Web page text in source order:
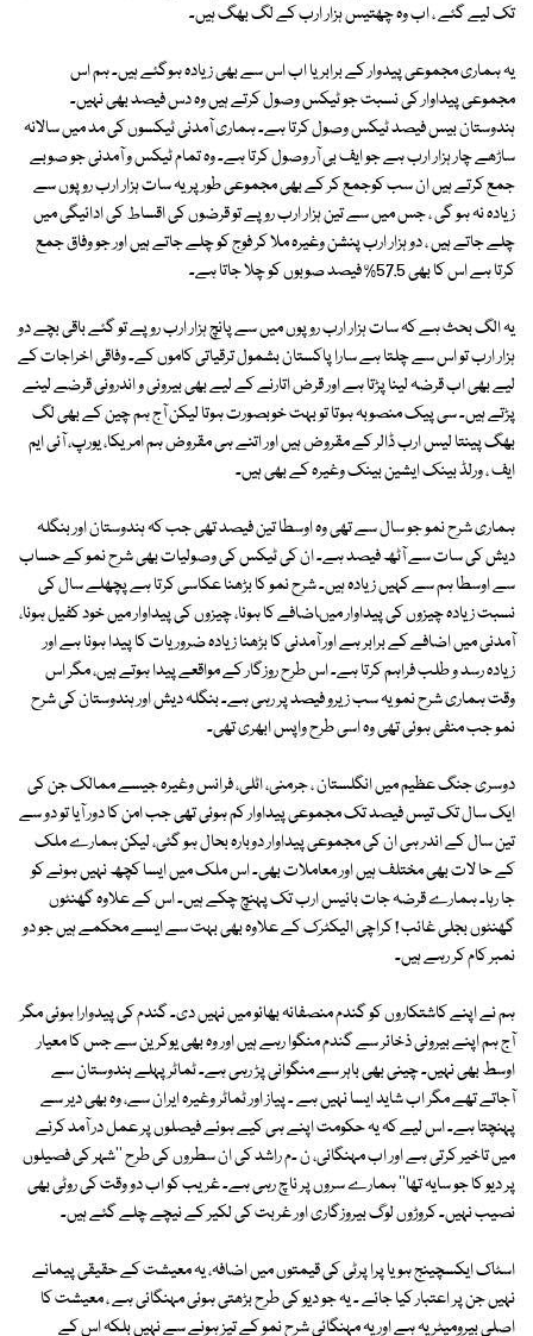
تک لیے گئے ، اب وہ چھتیس ہزار ارب کے لگ بھگ ہیں۔
یہ ہماری مجموعی پیدوار کے برابر یا اب اس سے بھی زیادہ ہوگئے ہیں۔ ہم اس
مجموعی پیداوار کی نسبت جو ٹیکس وصول کرتے ہیں وہ دس فیصد بھی نہیں۔
ہندوستان بیس فیصد ٹیکس وصول کرتا ہے۔ ہماری آمدنی ٹیکسوں کی مد میں سالانہ
ساڑھے چار ہزار ارب ہے جو ایف بی آر وصول کرتا ہے۔ وہ تمام ٹیکس و آمدنی جو صوبے
جمع کرتے ہیں ان سب کوجمع کر کے بھی مجموعی طور پر یہ سات ہزار ارب روپوں سے
زیادہ نہ ہو گی ، جس میں سے تین ہزار ارب روپے تو قرضوں کی اقساط کی ادائیگی میں
چلے جاتے ہیں ، دو ہزار ارب پنشن وغیرہ ملا کر فوج کو چلے جاتے ہیں اور جو وفاق جمع
کرتا ہے اس کا بھی 57.5% فیصد صوبوں کو چلا جاتا ہے۔
یہ الگ بحث ہے کہ سات ہزار ارب روپوں میں سے پانچ ہزار ارب روپے تو گئے باقی بچے دو
ہزار ارب تو اس سے چلتا ہے سارا پاکستان بشمول ترقیاتی کاموں کے۔ وفاقی اخراجات کے
لیے بھی اب قرضہ لینا پڑتا ہے اور قرض اتارنے کے لیے بھی بیرونی و اندرونی قرضے لینے
پڑتے ہیں۔ سی پیک منصوبہ ہوتا تو بہت خوبصورت ہوتا لیکن آج ہم چین کے بھی لگ
بھگ پینتا لیس ارب ڈالر کے مقروض ہیں اور اتنے ہی مقروض ہم امریکا، یورپ، آئی ایم
ایف ، ورلڈ بینک ایشین بینک وغیرہ کے بھی ہیں۔
ہماری شرح نمو جو سال سے تھی وہ اوسطا تین فیصد تھی جب کہ ہندوستان اور بنگلہ
دیش کی سات سے آٹھ فیصد ہے۔ ان کی ٹیکس کی وصولیات بھی شرح نمو کے حساب
سے اوسطا ہم سے کہیں زیادہ ہیں۔ شرح نمو کا بڑھنا عکاسی کرتا ہے پچھلے سال کی
نسبت زیادہ چیزوں کی پیداوار میںاضافے کا ہونا، چیزوں کی پیداوار میں خود کفیل ہونا،
آمدنی میں اضافے کے برابر ہے اور آمدنی کا بڑھنا زیادہ ضروریات کا پیدا ہونا ہے اور
زیادہ رسد و طلب فراہم کرتا ہے۔ اس طرح روزگار کے مواقعے پیدا ہوتے ہیں، مگر اس
وقت ہماری شرح نمو یہ سب زیرو فیصد پر رہی ہے۔ بنگلہ دیش اور ہندوستان کی شرح
نمو جب منفی ہوئی تھی وہ اسی طرح واپس ابھری تھی۔
دوسری جنگ عظیم میں انگلستان ، جرمنی، اٹلی، فرانس وغیرہ جیسے ممالک جن کی
ایک سال تک تیس فیصد تک مجموعی پیداوار کم ہوئی تھی جب امن کا دور آیا تو دو سے
تین سال کے اندر ہی ان کی مجموعی پیداوار دوبارہ بحال ہو گئی، لیکن ہمارے ملک
کے حا لات بھی مختلف ہیں اور معاملات بھی۔ اس ملک میں ایسا کچھ نہیں ہونے کو
جا رہا۔ ہمارے قرضہ جات بائیس ارب تک پہنچ چکے ہیں۔ اس کے علاوہ گھنٹوں
گھنٹوں بجلی غائب ! کراچی الیکٹرک کے علاوہ بھی بہت سے ایسے محکمے ہیں جو دو
نمبر کام کر رہے ہیں۔
ہم نے اپنے کاشتکاروں کو گندم منصفانہ بھائو میں نہیں دی۔ گندم کی پیدوارا ہوئی مگر
آج ہم اپنے بیرونی ذخائر سے گندم منگوا رہے ہیں اور وہ بھی یوکرین سے جس کا معیار
اوسط بھی نہیں۔ چینی بھی باہر سے منگوانی پڑ رہی ہے۔ ٹماٹر پہلے ہندوستان سے
آجاتے تھے مگر اب شاید ایسا نہیں ہے ۔ پیاز اور ٹماٹر وغیرہ ایران سے، وہ بھی دیر سے
پہنچتا ہے۔ اس لیے کہ یہ حکومت اپنے ہی کیے ہوئے فیصلوں پر عمل در آمد کرنے
میں تاخیر کرتی ہے اور اب مہنگائی، ن ۔م راشد کی ان سطروں کی طرح ''شہر کی فصیلوں
پر دیو کا جو سایہ تھا'' ہمارے سروں پر ناچ رہی ہے۔ غریب کو اب دو وقت کی روٹی بھی
نصیب نہیں۔ کروڑوں لوگ بیروزگاری اور غربت کی لکیر کے نیچے چلے گئے ہیں۔
اسٹاک ایکسچینج ہو یا پرا پرٹی کی قیمتوں میں اضافہ، یہ معیشت کے حقیقی پیمانے
نہیں جن پر اعتبار کیا جائے ۔ یہ جو دیو کی طرح بڑھتی ہوئی مہنگائی ہے ، معیشت کا
اصلی بیرومیٹریہ ہے اور یہ مہنگائی شرح نمو کے تیز ہونے سے نہیں بلکہ اس کے